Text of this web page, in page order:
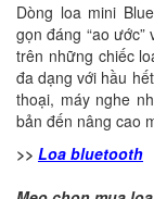
Dòng loa mini
gọn đáng “ao
trên những chiếc
đa dạng với hầu
thoại, máy nghe
bản đến nâng cao
>> Loa bluetooth